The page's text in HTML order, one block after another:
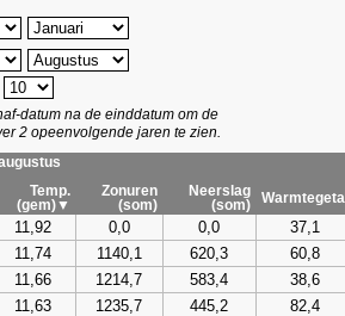
datum na de einddatum om de
2 opeenvolgende jaren te zien.
Temp.
(gem)▼
Zonuren
(som)
Neerslag
(som)
Warmtegetal
11,92 0,0 0,0 37,1
11,74 1140,1 620,3 60,8
11,66 1214,7 583,4 38,6
11,63 1235,7 445,2 82,4